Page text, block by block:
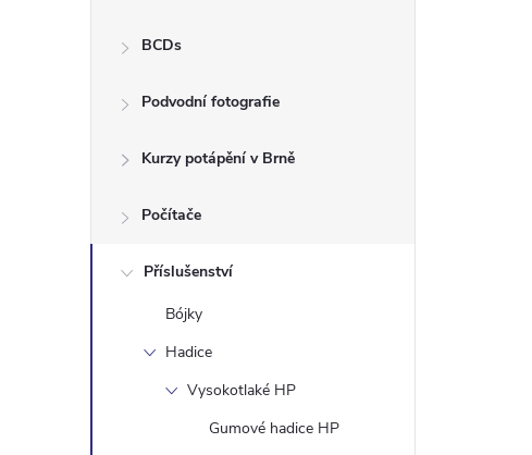
BCDs
Podvodní fotografie
Kurzy potápění v Brně
Počítače
Příslušenství
Bójky
Hadice
Vysokotlaké HP
Gumové hadice HP